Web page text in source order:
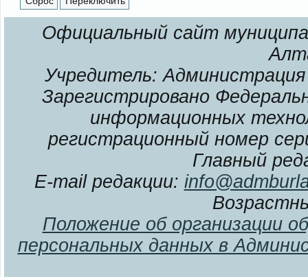
Официальный сайт
Учредитель: Администрация
Зарегистрировано
информационных
регистрационный номер
Главный
E-mail редакции:
Положение об организации
персональных данных в